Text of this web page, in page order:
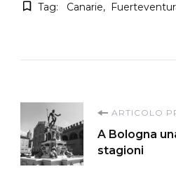
Tag: Canarie
articoli
ARTICOLO
A Bologna
stagioni